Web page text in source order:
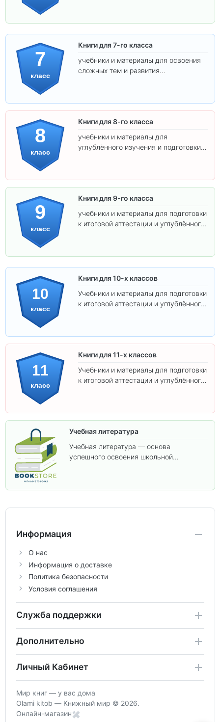
7
класс
Книги для 7-го класса
учебники и материалы для освоения
сложных тем и развития
8
класс
Книги для 8-го класса
учебники и материалы для
углублённого изучения и подготовки к
9
класс
Книги для 9-го класса
учебники и материалы для подготовки
к итоговой аттестации и углублённого
10
класс
Книги для 10-х классов
Учебники и материалы для подготовки
к итоговой аттестации и углублённого
11
класс
Книги для 11-х классов
Учебники и материалы для подготовки
к итоговой аттестации и углублённого
Учебная литература
Учебная литература — основа
успешного освоения школьной
аттестации, а также расширить кругозор
Информация
О нас
Информация о доставке
Политика безопасности
Условия соглашения
Служба поддержки
Дополнительно
Личный Кабинет
Мир книг — у вас дома
Olami kitob — Книжный мир © 2026.
Онлайн-магазин